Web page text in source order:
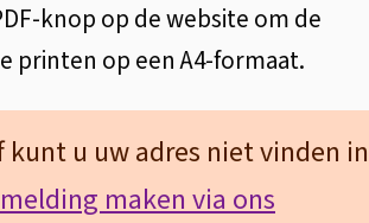
knop op de website om de
printen op een A4-formaat.
u uw adres niet vinden in
maken via ons